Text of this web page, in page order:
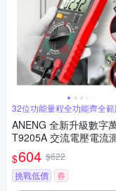
32位功能量程全功能齊全
ANENG 全新升級數字
T9205A 交流電壓電流測
鳴器檢測 三用電錶 電容
測量儀
$604 $622
挑戰低價
券